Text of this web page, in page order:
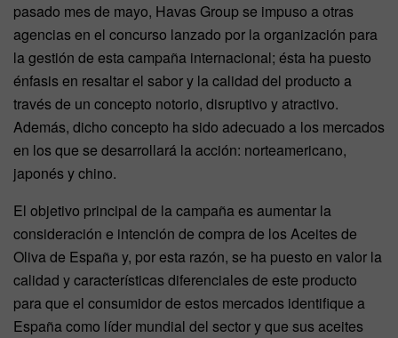
pasado mes de mayo, Havas Group se impuso a otras
agencias en el concurso lanzado por la organización para
la gestión de esta campaña internacional; ésta ha puesto
énfasis en resaltar el sabor y la calidad del producto a
través de un concepto notorio, disruptivo y atractivo.
Además, dicho concepto ha sido adecuado a los mercados
en los que se desarrollará la acción: norteamericano,
japonés y chino.
El objetivo principal de la campaña es aumentar la
consideración e intención de compra de los Aceites de
Oliva de España y, por esta razón, se ha puesto en valor la
calidad y características diferenciales de este producto
para que el consumidor de estos mercados identifique a
España como líder mundial del sector y que sus aceites